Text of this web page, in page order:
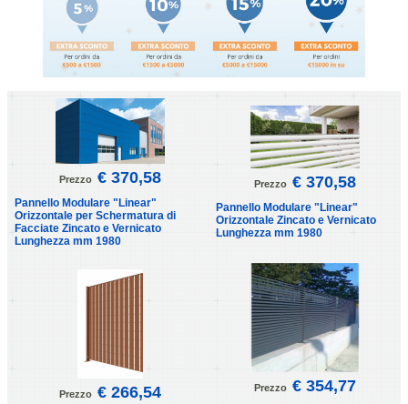
Prezzo € 370,58
Pannello Modulare "Linear"
Orizzontale per Schermatura di
Facciate Zincato e Vernicato
Lunghezza mm 1980
Prezzo € 370,58
Pannello Modulare "Linear"
Orizzontale Zincato e Vernicato
Lunghezza mm 1980
Prezzo € 266,54 Prezzo € 354,77